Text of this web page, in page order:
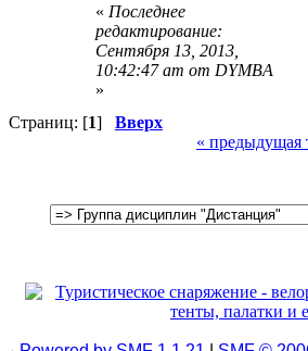
« Последнее
редактирование:
Сентября 13, 2013,
10:42:47 am от DYMBA
»
Страниц: [1] Вверх
« предыдущая